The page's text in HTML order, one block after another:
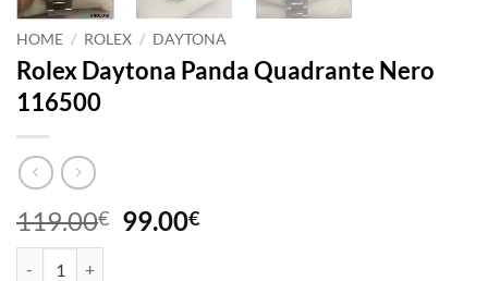
HOME / ROLEX / DAYTONA
Rolex Daytona Panda Quadrante Nero
116500
119.00€ Il
99.00€Il